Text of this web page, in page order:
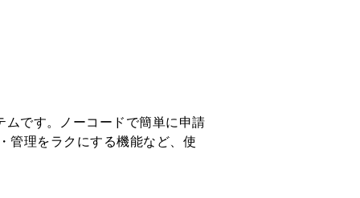
です。ノーコードで簡単に申請
管理をラクにする機能など、使